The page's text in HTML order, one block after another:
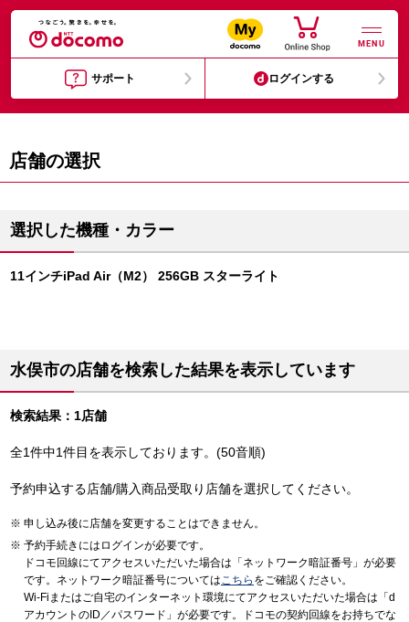
MENU
サポート ログインする
店舗の選択
選択した機種・カラー
11インチiPad Air（M2） 256GB スターライト
水俣市の店舗を検索した結果を表示しています
検索結果：1店舗
全1件中1件目を表示しております。(50音順)
予約申込する店舗/購入商品受取り店舗を選択してください。
申し込み後に店舗を変更することはできません。
予約手続きにはログインが必要です。
ドコモ回線にてアクセスいただいた場合は「ネットワーク暗証番号」が必要
です。ネットワーク暗証番号についてはこちら をご確認ください。
Wi-Fiまたはご自宅のインターネット環境にてアクセスいただいた場合は「d
アカウントのID／パスワード」が必要です。ドコモの契約回線をお持ちでな